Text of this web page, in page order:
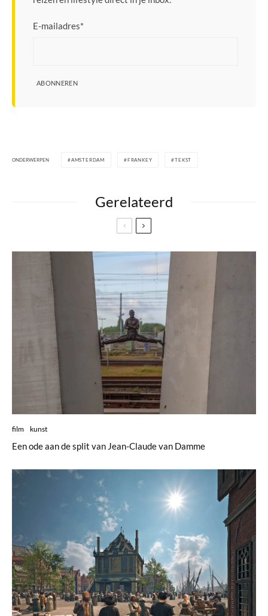
E-mailadres*
ABONNEREN
ONDERWERPEN AMSTERDAM FRANKEY TEKST
Gerelateerd
film kunst
Een ode aan de split van Jean-Claude van Damme